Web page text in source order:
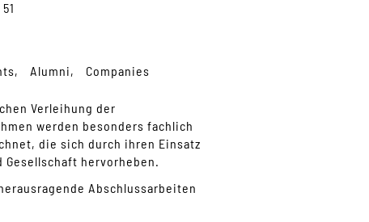
Alumni Companies
Verleihung der
werden besonders fachlich
die sich durch ihren Einsatz
hervorheben.
Abschlussarbeiten